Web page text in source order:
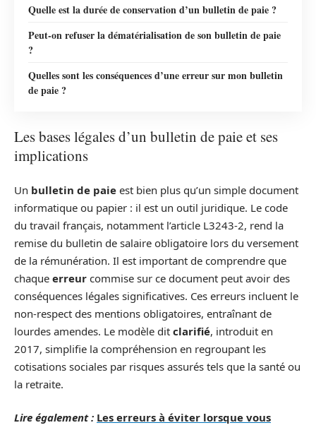
Quelle est la durée de conservation d’un bulletin de paie ?
Peut-on refuser la dématérialisation de son bulletin de paie
?
Quelles sont les conséquences d’une erreur sur mon bulletin
de paie ?
Les bases légales d’un bulletin de paie et ses
implications
Un bulletin de paie est bien plus qu’un simple document
informatique ou papier : il est un outil juridique. Le code
du travail français, notamment l’article L3243-2, rend la
remise du bulletin de salaire obligatoire lors du versement
de la rémunération. Il est important de comprendre que
chaque erreur commise sur ce document peut avoir des
conséquences légales significatives. Ces erreurs incluent le
non-respect des mentions obligatoires, entraînant de
lourdes amendes. Le modèle dit clarifié, introduit en
2017, simplifie la compréhension en regroupant les
cotisations sociales par risques assurés tels que la santé ou
la retraite.
Lire également : Les erreurs à éviter lorsque vous